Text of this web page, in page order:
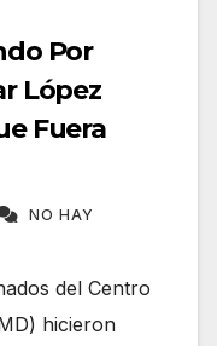
Por
López
Fuera
NO HAY
del Centro
hicieron